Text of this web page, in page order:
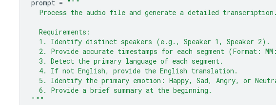
prompt = """
  Process the audio file and generate a detailed transcription.
  Requirements:
  1. Identify distinct speakers (e.g., Speaker 1, Speaker 2).
2. Provide accurate timestamps for each segment (Format:
  3. Detect the primary language of each segment.
  4. If not English, provide the English translation.
5. Identify the primary emotion: Happy, Sad, Angry, or
  6. Provide a brief summary at the beginning.
"""